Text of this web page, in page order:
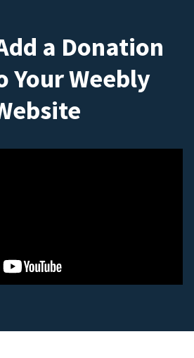
a Donation
Your Weebly